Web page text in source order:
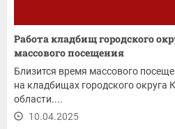
Работа кладбищ городского
массового посещения
Близится время массового
на кладбищах городского округа
области....
10.04.2025